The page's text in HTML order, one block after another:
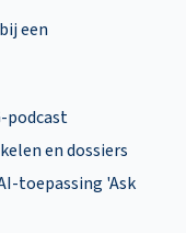
een
podcast
en dossiers
toepassing 'Ask